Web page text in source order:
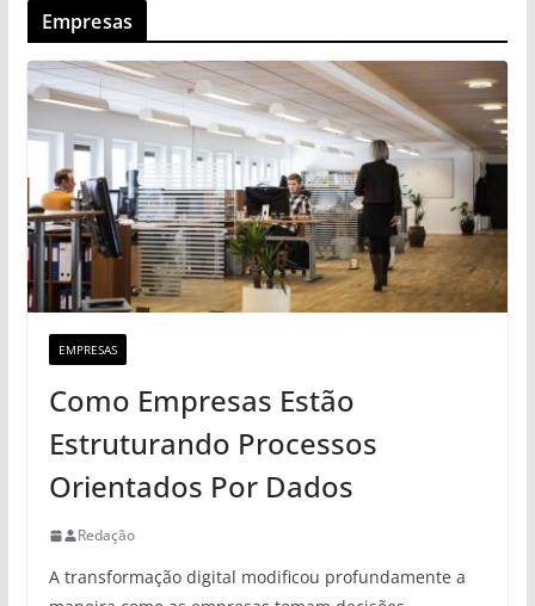
Empresas
EMPRESAS
Como Empresas Estão
Estruturando Processos
Orientados Por Dados
Redação
A transformação digital modificou profundamente a